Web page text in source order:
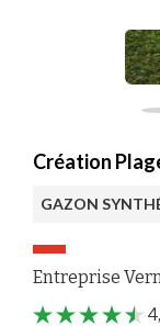
Création
GAZON
Entreprise